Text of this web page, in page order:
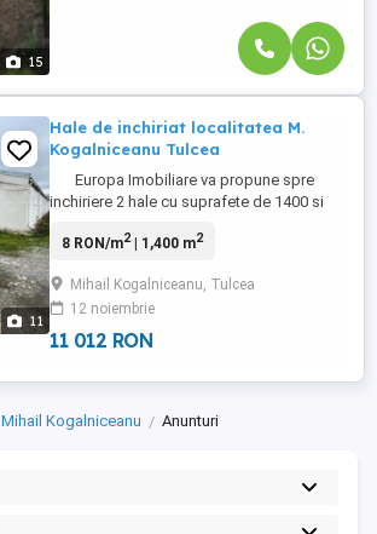
15
11
Hale de inchiriat localitatea M.
Kogalniceanu Tulcea
Europa Imobiliare va propune spre
inchiriere 2 hale cu suprafete de 1400 si
Kogalniceanu Tulcea. Constructiile sunt
electrica, canalizare. Exista acces in curtea
interioara pentru autoturisme, camioane,
etc. Inaltimea halelor este ...
8 RON/m2| 1,400 m2
Mihail Kogalniceanu, Tulcea
12 noiembrie
11 012 RON
Mihail Kogalniceanu Anunturi